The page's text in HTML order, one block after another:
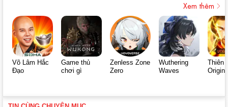
Xem thêm
Võ Lâm Hắc
Đạo
Game thủ
chơi gì
Zenless Zone
Zero
Wuthering
Waves
Thiên
Origin